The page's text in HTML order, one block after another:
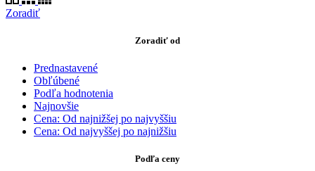
Zoradiť
Zoradiť od
Prednastavené
Obľúbené
Podľa hodnotenia
Najnovšie
Cena: Od najnižšej po najvyššiu
Cena: Od najvyššej po najnižšiu
Podľa ceny